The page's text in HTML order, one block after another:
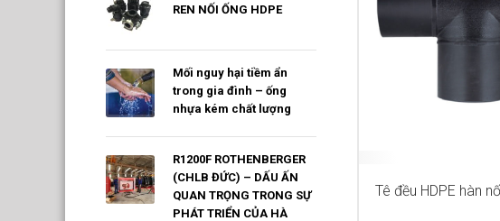
Tê đều HDPE hàn
REN NỐI ỐNG HDPE
Mối nguy hại tiềm ẩn
trong gia đình – ống
nhựa kém chất lượng
R1200F ROTHENBERGER
(CHLB ĐỨC) – DẤU ẤN
QUAN TRỌNG TRONG SỰ
PHÁT TRIỂN CỦA HÀ